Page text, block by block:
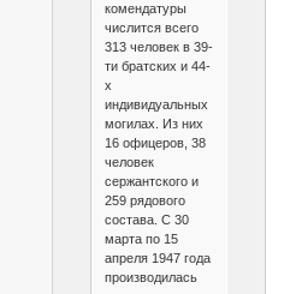
комендатуры
числится всего
313 человек в 39-
ти братских и 44-
х
индивидуальных
могилах. Из них
16 офицеров, 38
человек
сержантского и
259 рядового
состава. С 30
марта по 15
апреля 1947 года
производилась